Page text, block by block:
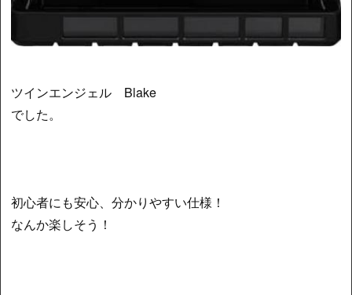
ツインエンジェル Blake
でした。
初心者にも安心、分かりやすい仕様！
なんか楽しそう！